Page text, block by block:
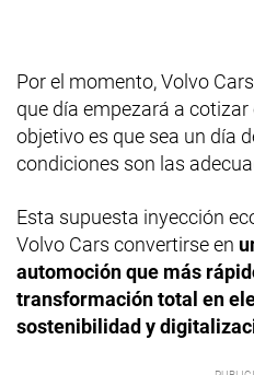
Por el momento, Volvo
que día empezará a cotizar
objetivo es que sea un día
condiciones son las
Esta supuesta inyección
Volvo Cars convertirse en
automoción que más
transformación total en
sostenibilidad y